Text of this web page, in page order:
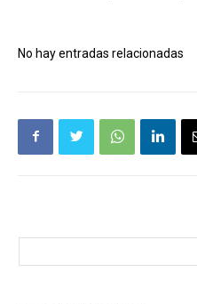
No hay entradas relacionadas